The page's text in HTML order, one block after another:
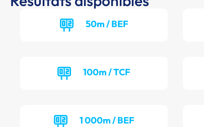
50m / BEF
100m / TCF
1 000m / BEF